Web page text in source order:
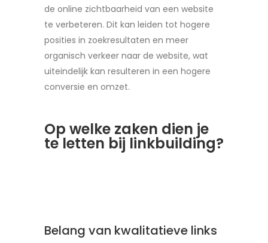
de online zichtbaarheid van een website
te verbeteren. Dit kan leiden tot hogere
posities in zoekresultaten en meer
organisch verkeer naar de website, wat
uiteindelijk kan resulteren in een hogere
conversie en omzet.
Op welke zaken dien je
te letten bij linkbuilding?
Belang van kwalitatieve links